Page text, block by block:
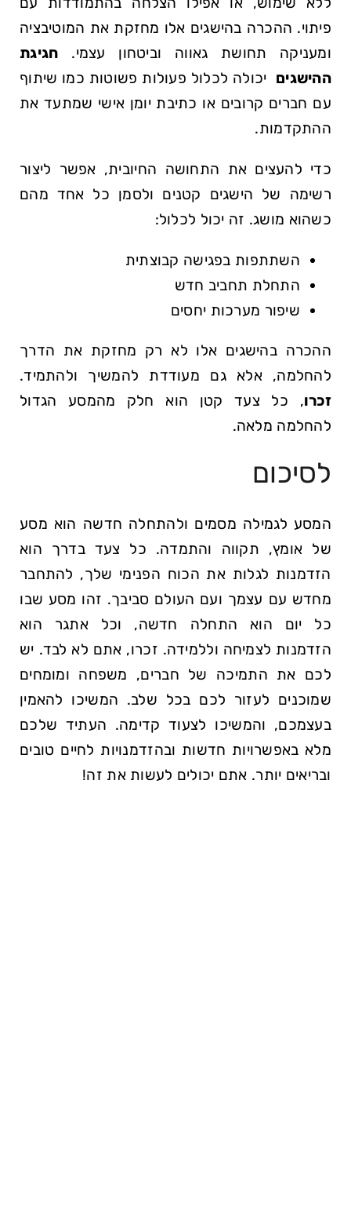
פיתוי.‍ ההכרה בהישגים אלו מחזקת את המוטיבציה
ומעניקה תחושת גאווה ⁢וביטחון עצמי.⁢ חגיגת
ההישגים ‍ יכולה לכלול פעולות​ פשוטות כמו שיתוף
עם⁣ חברים ⁤קרובים⁢ או כתיבת יומן אישי שמתעד את‌
ההתקדמות.
כדי ‌להעצים את התחושה ⁤החיובית, אפשר ליצור
רשימה של הישגים קטנים ולסמן ⁢כל אחד מהם
כשהוא מושג. זה יכול לכלול:
השתתפות בפגישה קבוצתית
התחלת תחביב ​חדש
שיפור מערכות יחסים
ההכרה בהישגים אלו לא‍ רק מחזקת את הדרך
להחלמה, אלא גם מעודדת להמשיך ולהתמיד.
זכרו, כל צעד קטן הוא חלק מהמסע הגדול
להחלמה מלאה.
לסיכום
המסע לגמילה ⁣מסמים⁣ ולהתחלה​ חדשה⁤ הוא מסע
של⁢ אומץ, תקווה והתמדה. כל צעד בדרך‌ הוא
⁤הזדמנות​ לגלות את הכוח⁢ הפנימי ‌שלך, להתחבר
מחדש עם⁣ עצמך‍ ועם העולם סביבך. זהו מסע שבו⁣
כל יום הוא התחלה⁢ חדשה, וכל אתגר הוא
הזדמנות ​לצמיחה וללמידה. זכרו,​ אתם לא ​לבד. ⁣יש
לכם את התמיכה של​ חברים, משפחה ומומחים
שמוכנים לעזור לכם בכל שלב. המשיכו להאמין
בעצמכם, והמשיכו⁢ לצעוד⁢ קדימה. העתיד שלכם
מלא באפשרויות חדשות ובהזדמנויות לחיים⁢ טובים
⁢ובריאים יותר. אתם יכולים לעשות את​ זה!